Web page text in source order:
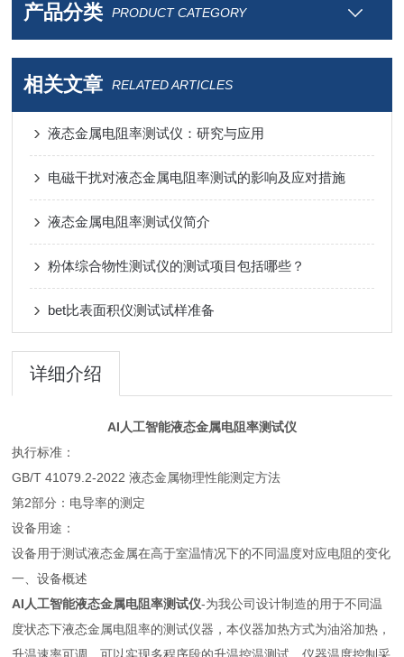
产品分类 PRODUCT CATEGORY
相关文章 RELATED ARTICLES
液态金属电阻率测试仪：研究与应用
电磁干扰对液态金属电阻率测试的影响及应对措施
液态金属电阻率测试仪简介
粉体综合物性测试仪的测试项目包括哪些？
bet比表面积仪测试试样准备
详细介绍
AI人工智能液态金属电阻率测试仪
执行标准：
GB/T 41079.2-2022 液态金属物理性能测定方法
第2部分：电导率的测定
设备用途：
设备用于测试液态金属在高于室温情况下的不同温度对应电阻的变化
一、设备概述
AI人工智能液态金属电阻率测试仪-为我公司设计制造的用于不同温
度状态下液态金属电阻率的测试仪器，本仪器加热方式为油浴加热，